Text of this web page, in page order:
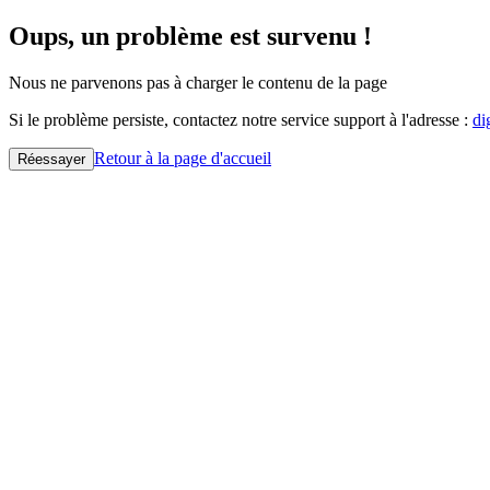
Oups, un problème est survenu !
Nous ne parvenons pas à charger le contenu de la page
Si le problème persiste, contactez notre service support à l'adresse :
Réessayer Retour à la page d'accueil